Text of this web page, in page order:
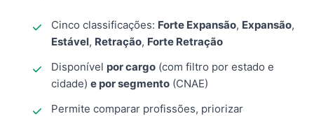
Cinco classificações: Forte Expansão, Expansão,
Estável, Retração, Forte Retração
Disponível por cargo (com filtro por estado e
cidade) e por segmento (CNAE)
Permite comparar profissões, priorizar